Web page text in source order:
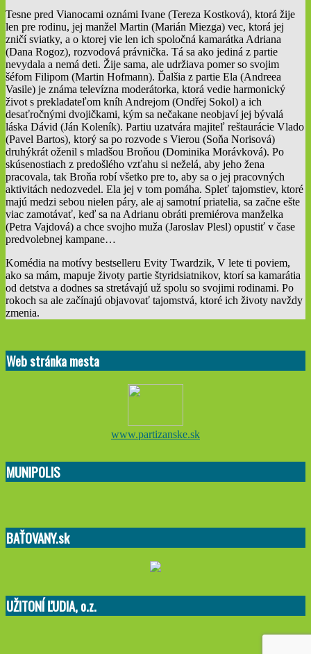
Tesne pred Vianocami oznámi Ivane (Tereza Kostková), ktorá žije
len pre rodinu, jej manžel Martin (Marián Miezga) vec, ktorá jej
zničí sviatky, a o ktorej vie len ich spoločná kamarátka Adriana
(Dana Rogoz), rozvodová právnička. Tá sa ako jediná z partie
nevydala a nemá deti. Žije sama, ale udržiava pomer so svojim
šéfom Filipom (Martin Hofmann). Ďalšia z partie Ela (Andreea
Vasile) je známa televízna moderátorka, ktorá vedie harmonický
život s prekladateľom kníh Andrejom (Ondřej Sokol) a ich
desaťročnými dvojičkami, kým sa nečakane neobjaví jej bývalá
láska Dávid (Ján Koleník). Partiu uzatvára majiteľ reštaurácie Vlado
(Pavel Bartos), ktorý sa po rozvode s Vierou (Soňa Norisová)
druhýkrát oženil s mladšou Broňou (Dominika Morávková). Po
skúsenostiach z predošlého vzťahu si neželá, aby jeho žena
pracovala, tak Broňa robí všetko pre to, aby sa o jej pracovných
aktivitách nedozvedel. Ela jej v tom pomáha. Spleť tajomstiev, ktoré
majú medzi sebou nielen páry, ale aj samotní priatelia, sa začne ešte
viac zamotávať, keď sa na Adrianu obráti premiérova manželka
(Petra Vajdová) a chce svojho muža (Jaroslav Plesl) opustiť v čase
predvolebnej kampane…
Komédia na motívy bestselleru Evity Twardzik, V lete ti poviem,
ako sa mám, mapuje životy partie štyridsiatnikov, ktorí sa kamarátia
od detstva a dodnes sa stretávajú už spolu so svojimi rodinami. Po
rokoch sa ale začínajú objavovať tajomstvá, ktoré ich životy navždy
zmenia.
01-
31
Web stránka mesta
www.partizanske.sk
MUNIPOLIS
BAŤOVANY.sk
UŽITONÍ ĽUDIA, o.z.